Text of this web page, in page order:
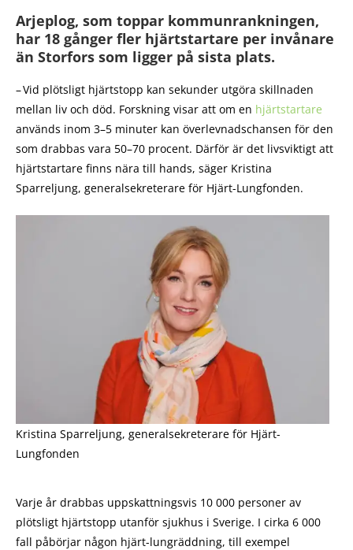
Arjeplog, som toppar kommunrankningen,
har 18 gånger fler hjärtstartare per invånare
än Storfors som ligger på sista plats.
– Vid plötsligt hjärtstopp kan sekunder utgöra skillnaden
mellan liv och död. Forskning visar att om en hjärtstartare
används inom 3–5 minuter kan överlevnadschansen för den
som drabbas vara 50–70 procent. Därför är det livsviktigt att
hjärtstartare finns nära till hands, säger Kristina
Sparreljung, generalsekreterare för Hjärt-Lungfonden.
Kristina Sparreljung, generalsekreterare för Hjärt-
Lungfonden
Varje år drabbas uppskattningsvis 10 000 personer av
plötsligt hjärtstopp utanför sjukhus i Sverige. I cirka 6 000
fall påbörjar någon hjärt-lungräddning, till exempel